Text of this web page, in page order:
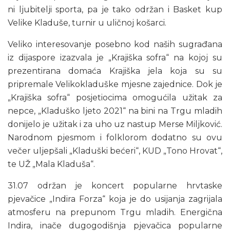
ni ljubitelji sporta, pa je tako održan i Basket kup
Velike Kladuše, turnir u uličnoj košarci.
Veliko interesovanje posebno kod naših sugrađana
iz dijaspore izazvala je „Krajiška sofra“ na kojoj su
prezentirana domaća Krajiška jela koja su su
pripremale Velikokladuške mjesne zajednice. Dok je
„Krajiška sofra“ posjetiocima omogućila užitak za
nepce, „Kladuško ljeto 2021“ na bini na Trgu mladih
donijelo je užitak i za uho uz nastup Merse Miljković.
Narodnom pjesmom i folklorom dodatno su ovu
večer uljepšali „Kladuški bećeri“, KUD „Tono Hrovat“,
te UŽ „Mala Kladuša“.
31.07 održan je koncert popularne hrvtaske
pjevačice „Indira Forza“ koja je do usijanja zagrijala
atmosferu na prepunom Trgu mladih. Energična
Indira, inače dugogodišnja pjevačica popularne